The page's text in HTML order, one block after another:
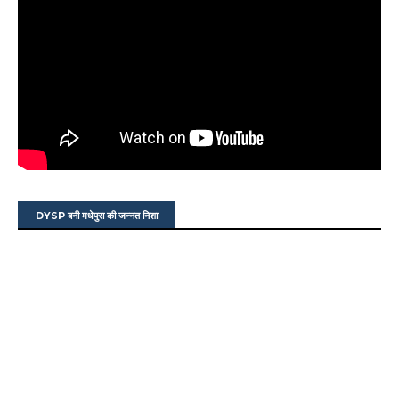
DYSP बनी मधेपुरा की जन्नत निशा